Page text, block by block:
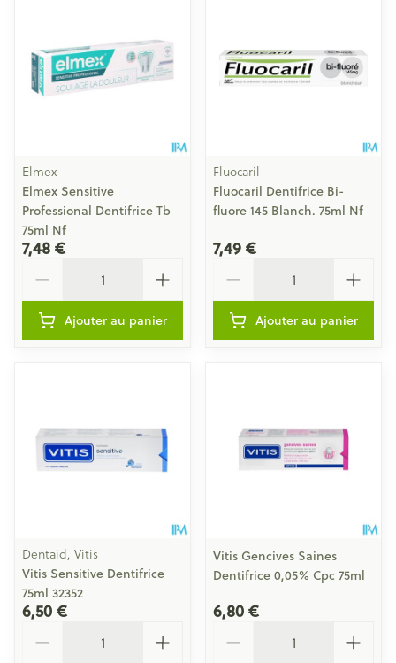
Elmex
Elmex Sensitive
Professional Dentifrice Tb
75ml Nf
7,48 €
Ajouter au panier
Fluocaril
Fluocaril Dentifrice Bi-
fluore 145 Blanch. 75ml Nf
7,49 €
Ajouter au panier
Dentaid, Vitis
Vitis Sensitive Dentifrice
75ml 32352
6,50 €
Vitis Gencives Saines
Dentifrice 0,05% Cpc 75ml
6,80 €